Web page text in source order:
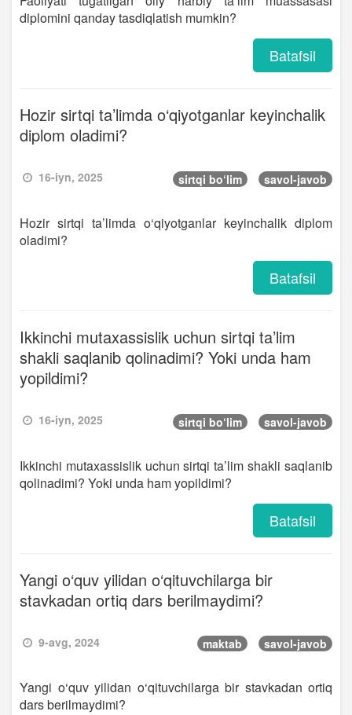
diplomini qanday tasdiqlatish mumkin?
Batafsil
Hozir sirtqi ta’limda o‘qiyotganlar keyinchalik
diplom oladimi?
16-iyn, 2025 sirtqi bo‘lim savol-javob
Hozir sirtqi ta’limda o‘qiyotganlar keyinchalik diplom
oladimi?
Batafsil
Ikkinchi mutaxassislik uchun sirtqi ta’lim
shakli saqlanib qolinadimi? Yoki unda ham
yopildimi?
16-iyn, 2025 sirtqi bo‘lim savol-javob
Ikkinchi mutaxassislik uchun sirtqi ta’lim shakli saqlanib
qolinadimi? Yoki unda ham yopildimi?
Batafsil
Yangi o‘quv yilidan o‘qituvchilarga bir
stavkadan ortiq dars berilmaydimi?
9-avg, 2024 maktab savol-javob
Yangi o‘quv yilidan o‘qituvchilarga bir stavkadan ortiq
dars berilmaydimi?